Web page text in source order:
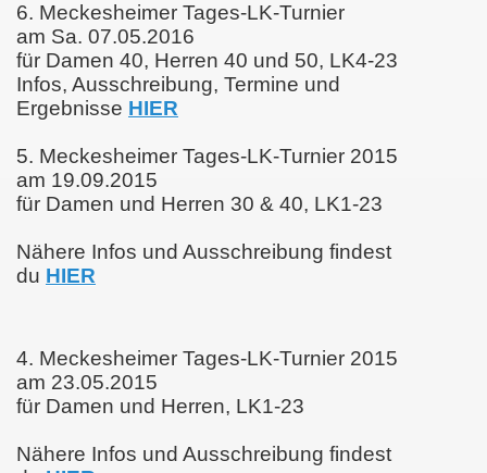
6. Meckesheimer Tages-LK-Turnier
am Sa. 07.05.2016
für Damen 40, Herren 40 und 50, LK4-23
Infos, Ausschreibung, Termine und
Ergebnisse HIER
5. Meckesheimer Tages-LK-Turnier 2015
am 19.09.2015
für Damen und Herren 30 & 40, LK1-23
Nähere Infos und Ausschreibung findest
du HIER
4. Meckesheimer Tages-LK-Turnier 2015
am 23.05.2015
für Damen und Herren, LK1-23
Nähere Infos und Ausschreibung findest